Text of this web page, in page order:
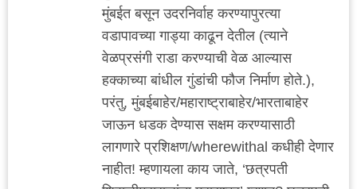
मुंबईत बसून उदरनिर्वाह करण्यापुरत्या
वडापावच्या गाड्या काढून देतील (त्याने
वेळप्रसंगी राडा करण्याची वेळ आल्यास
हक्काच्या बांधील गुंडांची फौज निर्माण होते.),
परंतु, मुंबईबाहेर/महाराष्ट्राबाहेर/भारताबाहेर
जाऊन धडक देण्यास सक्षम करण्यासाठी
लागणारे प्रशिक्षण/wherewithal कधीही देणार
नाहीत! म्हणायला काय जाते, ‘छत्रपती